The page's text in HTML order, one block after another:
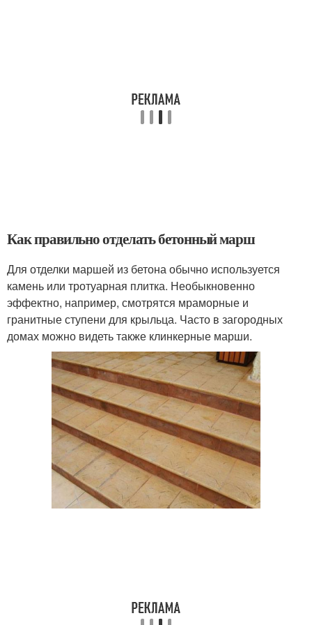
Как правильно отделать бетонный марш
Для отделки маршей из бетона обычно используется
камень или тротуарная плитка. Необыкновенно
эффектно, например, смотрятся мраморные и
гранитные ступени для крыльца. Часто в загородных
домах можно видеть также клинкерные марши.